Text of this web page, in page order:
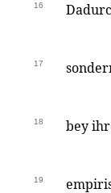
16
17
18 bey
19